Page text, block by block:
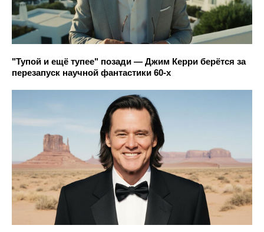
"Тупой и ещё тупее" позади — Джим Керри берётся за
перезапуск научной фантастики 60-х